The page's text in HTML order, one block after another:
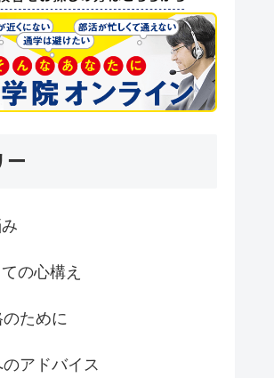
ー
の心構え
ために
アドバイス